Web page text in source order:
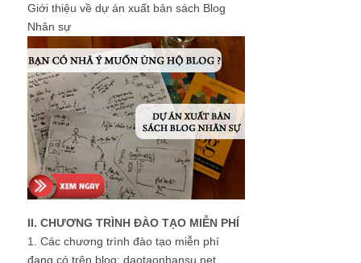
II. CHƯƠNG TRÌNH ĐÀO TẠO MIỄN PHÍ
1. Các chương trình đào tạo miễn phí
đang có trên blog: daotaonhansu.net
(Nghề Nhân sự, Sinh viên thực tập, Nâng
cao thu nhập ...)
2.Ví dụ thực tế trả lời cho câu hỏi: "Làm
nhân sự có giàu được không ?"
III. HỆ THỐNG TÀI LIỆU MẪU
1. Mời ủng hộ các bộ tài liệu Nhân sự
2.Danh sách 30 bộ tài liệu Nhân sự